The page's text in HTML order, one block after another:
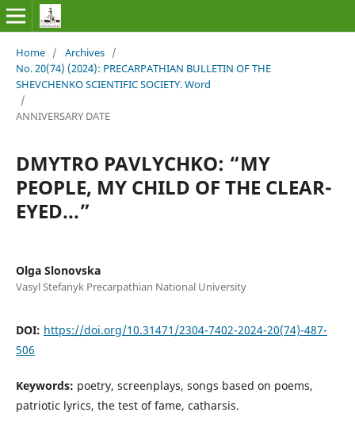
Home / Archives /
No. 20(74) (2024): PRECARPATHIAN BULLETIN OF THE
SHEVCHENKO SCIENTIFIC SOCIETY. Word
/
ANNIVERSARY DATE
DMYTRO PAVLYCHKO: “MY
PEOPLE, MY CHILD OF THE CLEAR-
EYED...”
Olga Slonovska
Vasyl Stefanyk Precarpathian National University
DOI: https://doi.org/10.31471/2304-7402-2024-20(74)-487-
506
Keywords: poetry, screenplays, songs based on poems,
patriotic lyrics, the test of fame, catharsis.